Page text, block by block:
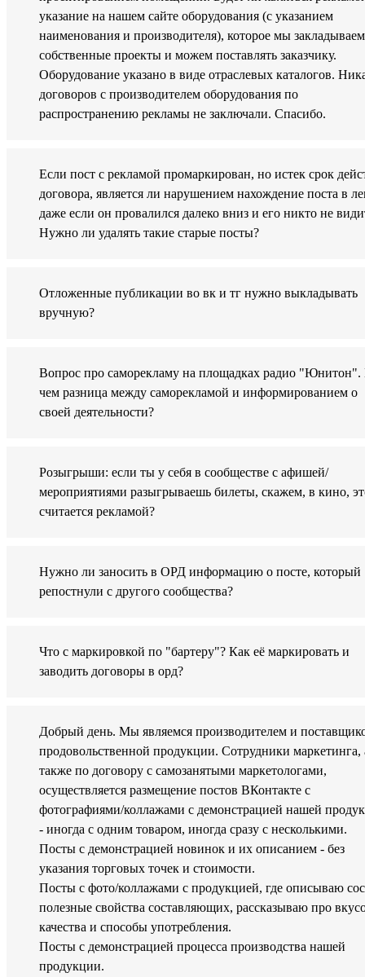
указание на нашем сайте оборудования (с указанием
наименования и производителя), которое мы
собственные проекты и можем поставлять заказчику.
Оборудование указано в виде отраслевых каталогов.
договоров с производителем оборудования по
распространению рекламы не заключали. Спасибо.
Если пост с рекламой промаркирован, но истек срок
договора, является ли нарушением нахождение поста в
даже если он провалился далеко вниз и его никто не
Нужно ли удалять такие старые посты?
Отложенные публикации во вк и тг нужно выкладывать
вручную?
Вопрос про саморекламу на площадках радио "Юнитон".
чем разница между саморекламой и информированием о
своей деятельности?
Розыгрыши: если ты у себя в сообществе с афишей/
мероприятиями разыгрываешь билеты, скажем, в кино,
считается рекламой?
Нужно ли заносить в ОРД информацию о посте, который
репостнули с другого сообщества?
Что с маркировкой по "бартеру"? Как её маркировать и
заводить договоры в орд?
Добрый день. Мы являемся производителем и
продовольственной продукции. Сотрудники маркетинга,
также по договору с самозанятыми маркетологами,
осуществляется размещение постов ВКонтакте с
фотографиями/коллажами с демонстрацией нашей
- иногда с одним товаром, иногда сразу с несколькими.
Посты с демонстрацией новинок и их описанием - без
указания торговых точек и стоимости.
Посты с фото/коллажами с продукцией, где описываю
полезные свойства составляющих, рассказываю про
качества и способы употребления.
Посты с демонстрацией процесса производства нашей
продукции.